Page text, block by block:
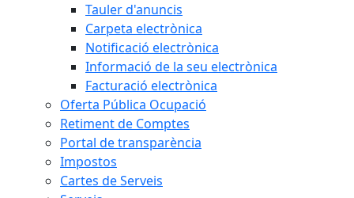
Tauler d'anuncis
Carpeta electrònica
Notificació electrònica
Informació de la seu electrònica
Facturació electrònica
Oferta Pública Ocupació
Retiment de Comptes
Portal de transparència
Impostos
Cartes de Serveis